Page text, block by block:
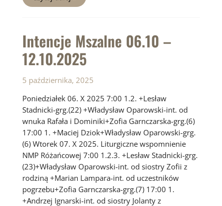
13.10
Intencje Mszalne 06.10 –
12.10.2025
5 października, 2025
Poniedziałek 06. X 2025 7:00 1.2. +Lesław
Stadnicki-grg.(22) +Władysław Oparowski-int. od
wnuka Rafała i Dominiki+Zofia Garnczarska-grg.(6)
17:00 1. +Maciej Dziok+Władysław Oparowski-grg.
(6) Wtorek 07. X 2025. Liturgiczne wspomnienie
NMP Różańcowej 7:00 1.2.3. +Lesław Stadnicki-grg.
(23)+Władysław Oparowski-int. od siostry Zofii z
rodziną +Marian Lampara-int. od uczestników
pogrzebu+Zofia Garnczarska-grg.(7) 17:00 1.
+Andrzej Ignarski-int. od siostry Jolanty z